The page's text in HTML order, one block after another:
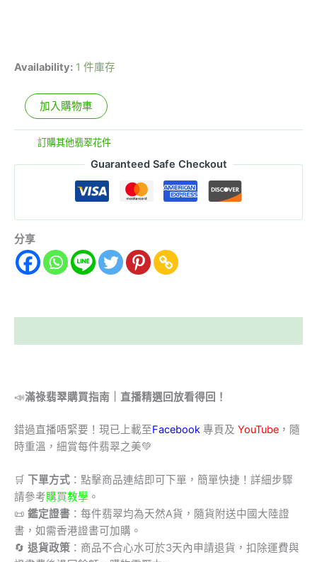
Availability: 1 件庫存
加入購物車
訂購其他翡翠花件
Guaranteed Safe Checkout
分享
📣滿祿翡翠購買指南｜直播精選回放看得回！
錯過直播唔緊要！現已上載至Facebook 專頁及 YouTube ，隨
時重溫，細賞每件翡翠之美💚
🛒 下單方式 ：點擊商品連結即可下單，簡單快捷！詳細步驟
請參考購買教學 。
📜 鑑定證書 ：每件翡翠均為天然A貨，隨貨附送中國大陸證
書，如需香港證書可加購。
🔄 退貨政策 ：商品不合心水可於3天內申請退貨，扣除運費與